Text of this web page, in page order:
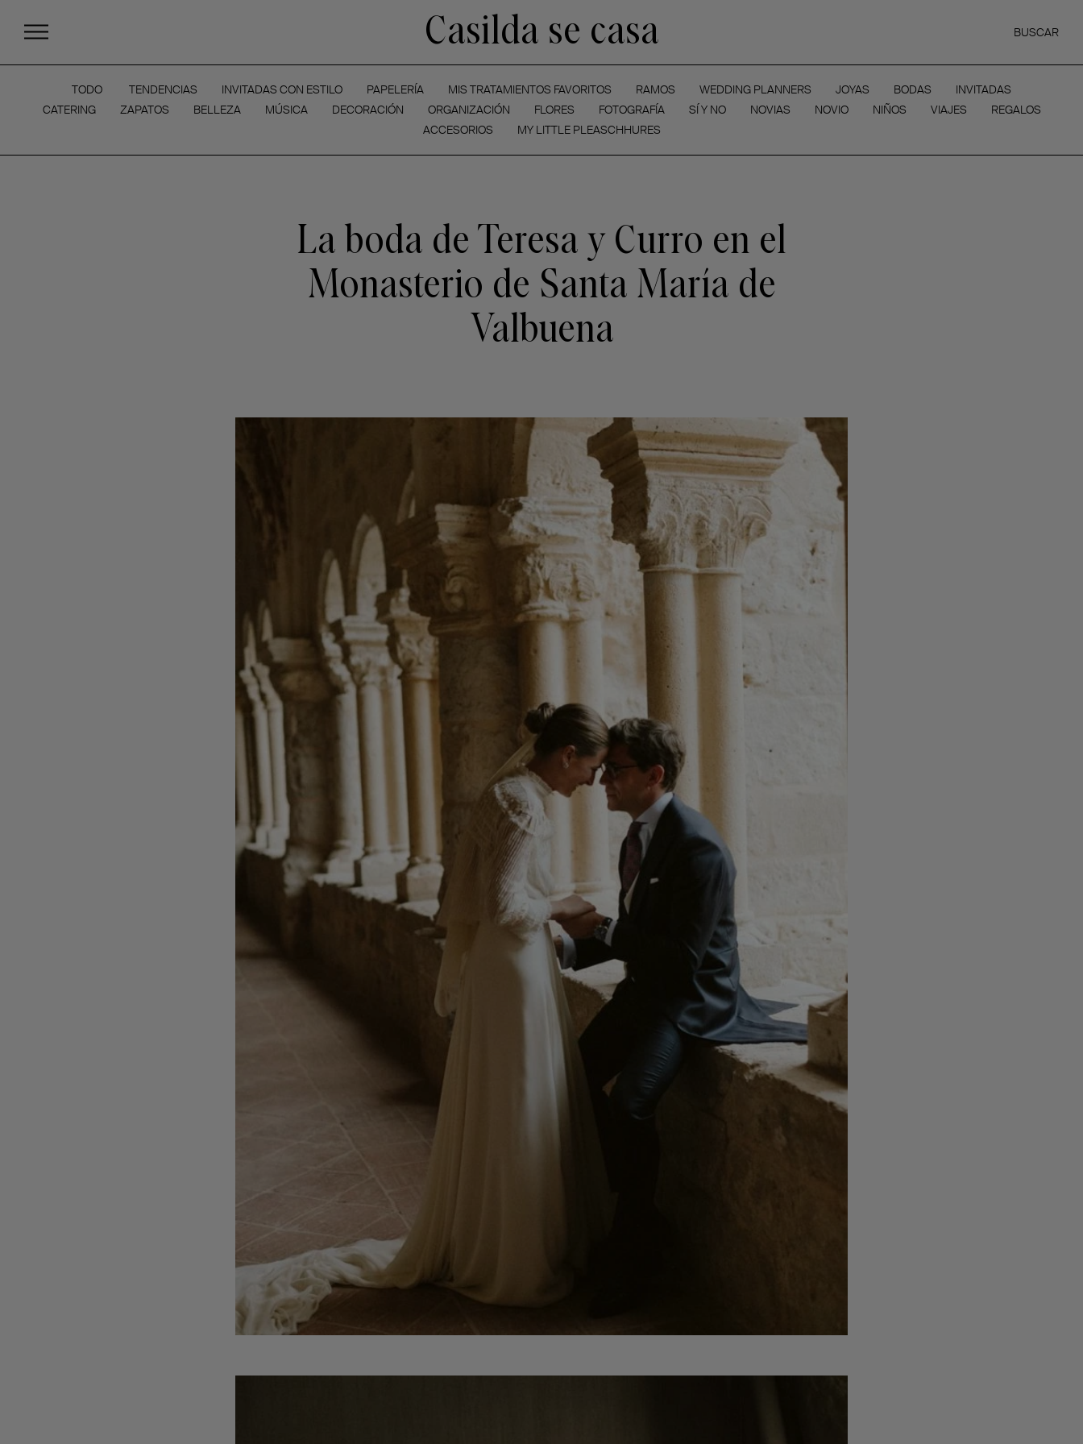
Casilda se casa BUSCAR
TODO TENDENCIAS INVITADAS CON ESTILO PAPELERÍA MIS TRATAMIENTOS FAVORITOS RAMOS WEDDING PLANNERS JOYAS BODAS
INVITADAS
CATERING
ZAPATOS BELLEZA MÚSICA DECORACIÓN ORGANIZACIÓN FLORES FOTOGRAFÍA SÍ Y NO NOVIAS NOVIO NIÑOS VIAJES
REGALOS
ACCESORIOS
MY LITTLE PLEASCHHURES
La boda de Teresa y Curro en el
Monasterio de Santa María de
Valbuena